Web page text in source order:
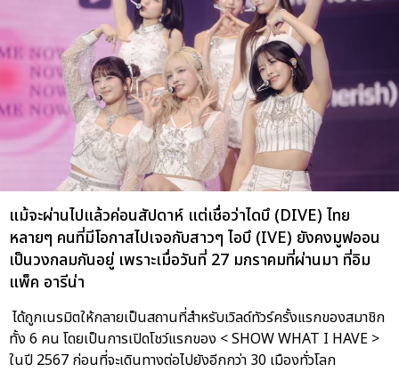
แม้จะผ่านไปแล้วค่อนสัปดาห์ แต่เชื่อว่าไดบึ (DIVE) ไทย
หลายๆ คนที่มีโอกาสไปเจอกับสาวๆ ไอบึ (IVE) ยังคงมูฟออน
เป็นวงกลมกันอยู่ เพราะเมื่อวันที่ 27 มกราคมที่ผ่านมา ที่อิม
แพ็ค อารีน่า
ได้ถูกเนรมิตให้กลายเป็นสถานที่สำหรับเวิลด์ทัวร์ครั้งแรกของสมาชิก
ทั้ง 6 คน โดยเป็นการเปิดโชว์แรกของ < SHOW WHAT I HAVE >
ในปี 2567 ก่อนที่จะเดินทางต่อไปยังอีกกว่า 30 เมืองทั่วโลก